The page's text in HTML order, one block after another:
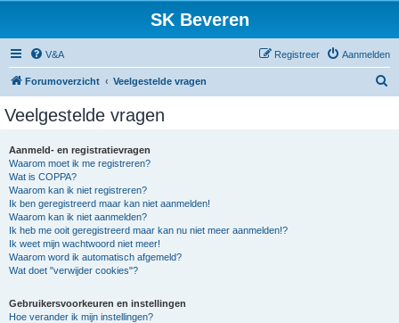
SK Beveren
V&A Aanmelden
Registreer
Forumoverzicht Veelgestelde vragen
Veelgestelde vragen
Aanmeld- en registratievragen
Waarom moet ik me registreren?
Wat is COPPA?
Waarom kan ik niet registreren?
Ik ben geregistreerd maar kan niet aanmelden!
Waarom kan ik niet aanmelden?
Ik heb me ooit geregistreerd maar kan nu niet meer aanmelden!?
Ik weet mijn wachtwoord niet meer!
Waarom word ik automatisch afgemeld?
Wat doet "verwijder cookies"?
Gebruikersvoorkeuren en instellingen
Hoe verander ik mijn instellingen?